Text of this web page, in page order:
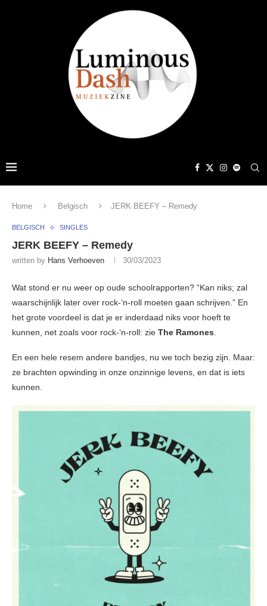
Home Belgisch JERK BEEFY – Remedy
BELGISCH SINGLES
JERK BEEFY – Remedy
written by Hans Verhoeven 30/03/2023
Wat stond er nu weer op oude schoolrapporten? “Kan niks; zal
waarschijnlijk later over rock-‘n-roll moeten gaan schrijven.” En
het grote voordeel is dat je er inderdaad niks voor hoeft te
kunnen, net zoals voor rock-‘n-roll: zie The Ramones.
En een hele resem andere bandjes, nu we toch bezig zijn. Maar:
ze brachten opwinding in onze onzinnige levens, en dat is iets
kunnen.